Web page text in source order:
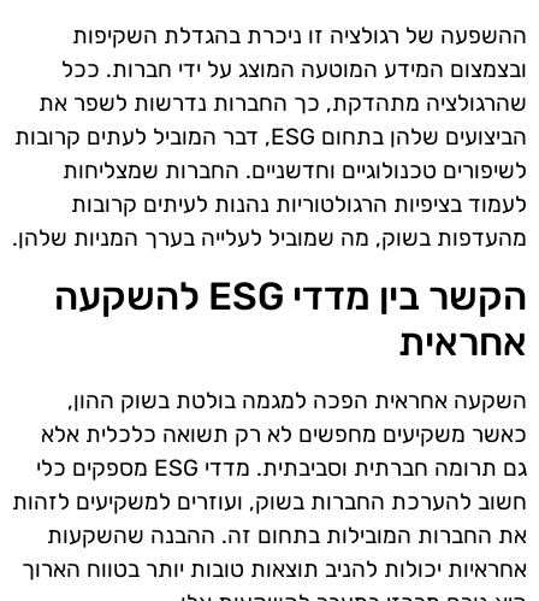
ההשפעה של רגולציה זו ניכרת בהגדלת השקיפות
ובצמצום המידע המוטעה המוצג על ידי חברות. ככל
שהרגולציה מתהדקת, כך החברות נדרשות לשפר את
הביצועים שלהן בתחום ESG, דבר המוביל לעתים קרובות
לשיפורים טכנולוגיים וחדשניים. החברות שמצליחות
לעמוד בציפיות הרגולטוריות נהנות לעיתים קרובות
מהעדפות בשוק, מה שמוביל לעלייה בערך המניות שלהן.
הקשר בין מדדי ESG להשקעה
אחראית
השקעה אחראית הפכה למגמה בולטת בשוק ההון,
כאשר משקיעים מחפשים לא רק תשואה כלכלית אלא
גם תרומה חברתית וסביבתית. מדדי ESG מספקים כלי
חשוב להערכת החברות בשוק, ועוזרים למשקיעים לזהות
את החברות המובילות בתחום זה. ההבנה שהשקעות
אחראיות יכולות להניב תוצאות טובות יותר בטווח הארוך